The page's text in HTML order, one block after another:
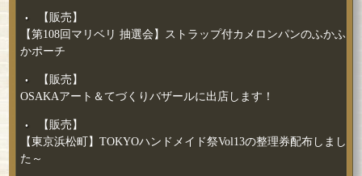
【販売】
【第108回マリベリ 抽選会】ストラップ付カメロンパンのふかふ
かポーチ
【販売】
OSAKAアート＆てづくりバザールに出店します！
【販売】
【東京浜松町】TOKYOハンドメイド祭Vol13の整理券配布しまし
た～